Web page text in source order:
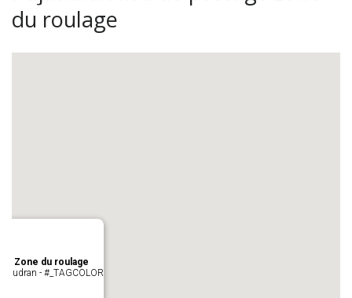
du roulage
Zone du roulage
- #_TAGCOLOR